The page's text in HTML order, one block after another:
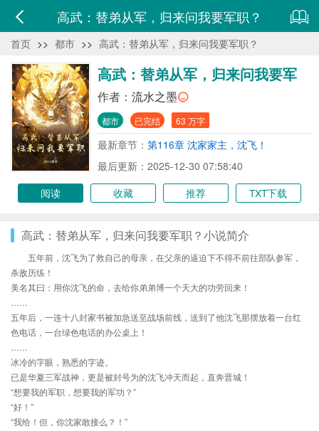
高武：替弟从军，归来问我要军职？
首页 >> 都市 >> 高武：替弟从军，归来问我要军职？
高武：替弟从军，归来问我要军
职？
作者： 流水之墨
都市 已完结 63 万字
最新章节： 第116章 沈家家主，沈飞！
最后更新：2025-12-30 07:58:40
阅读
收藏 推荐 TXT下载
高武：替弟从军，归来问我要军职？小说简介
五年前，沈飞为了救自己的母亲，在父亲的逼迫下不得不前往部队参军，
杀敌历练！
美名其曰：用你沈飞的命，去给你弟弟博一个天大的功劳回来！
五年后，一连十八封家书被加急送至战场前线，送到了他沈飞那摆放着一台红
色电话，一台绿色电话的办公桌上！
冰冷的字眼，熟悉的字迹。
已是华夏三军战神，更是被封号为的沈飞冲天而起，直奔晋城！
“想要我的军职，想要我的军功？”
“好！”
“我给！但，你沈家敢接么？！”